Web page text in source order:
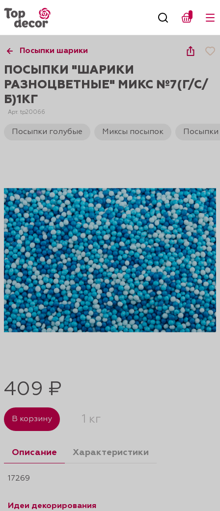
Посыпки шарики
ПОСЫПКИ "ШАРИКИ
РАЗНОЦВЕТНЫЕ" МИКС №7(Г/С/
Б)1КГ
Арт. tp20066
Посыпки голубые Миксы посыпок
409 ₽
В корзину 1 кг
Описание Характеристики
17269
Идеи декорирования